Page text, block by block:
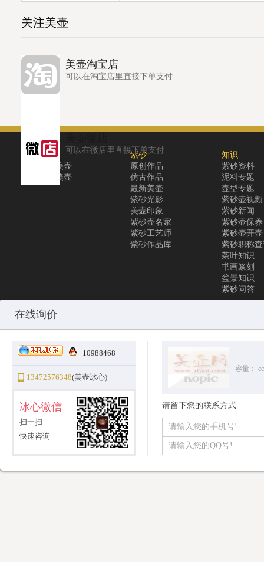
关注美壶
美壶淘宝店
可以在淘宝店里直接下单支付
可以在微店里直接下单支付
关于
关于美壶
联系美壶
紫砂
原创作品
仿古作品
最新美壶
紫砂光影
美壶印象
紫砂壶名家
紫砂工艺师
紫砂作品库
知识
紫砂资料
泥料专题
壶型专题
紫砂壶视频
紫砂新闻
紫砂壶保养
紫砂壶开壶
紫砂职称
茶叶知识
书画篆刻
盆景知识
紫砂问答
Copyright © 2010-2025 All Rights Reserved
在线询价
10988468
13472576348(美壶冰心)
冰心微信
扫一扫
快速咨询
容量： cc
请留下您的联系方式